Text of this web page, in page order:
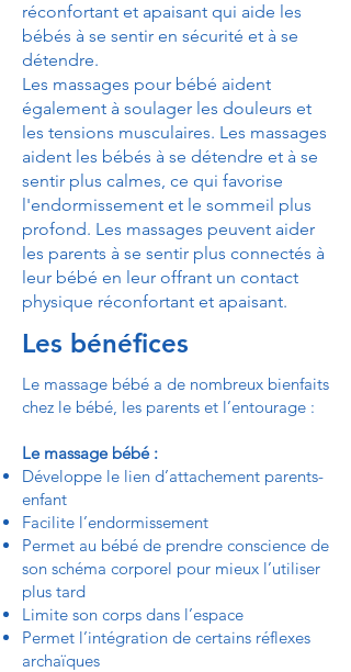
réconfortant et apaisant qui aide les
bébés à se sentir en sécurité et à se
détendre.
Les massages pour bébé aident
également à soulager les douleurs et
les tensions musculaires. Les massages
aident les bébés à se détendre et à se
sentir plus calmes, ce qui favorise
l'endormissement et le sommeil plus
profond. Les massages peuvent aider
les parents à se sentir plus connectés à
leur bébé en leur offrant un contact
physique réconfortant et apaisant.
Les bénéfices
Le massage bébé a de nombreux bienfaits
chez le bébé, les parents et l’entourage :
Le massage bébé :
Développe le lien d’attachement parents-
enfant
Facilite l’endormissement
Permet au bébé de prendre conscience de
son schéma corporel pour mieux l’utiliser
plus tard
Limite son corps dans l’espace
Permet l’intégration de certains réflexes
archaïques